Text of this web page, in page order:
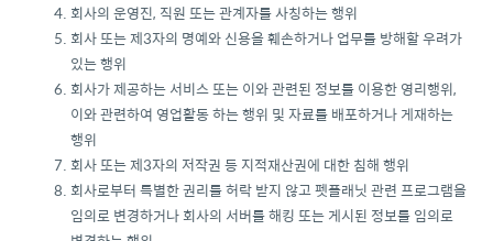
회사의 운영진, 직원 또는 관계자를 사칭하는 행위
회사 또는 제3자의 명예와 신용을 훼손하거나 업무를 방해할 우려가
있는 행위
회사가 제공하는 서비스 또는 이와 관련된 정보를 이용한 영리행위,
이와 관련하여 영업활동 하는 행위 및 자료를 배포하거나 게재하는
행위
회사 또는 제3자의 저작권 등 지적재산권에 대한 침해 행위
회사로부터 특별한 권리를 허락 받지 않고 펫플래닛 관련 프로그램을
임의로 변경하거나 회사의 서버를 해킹 또는 게시된 정보를 임의로